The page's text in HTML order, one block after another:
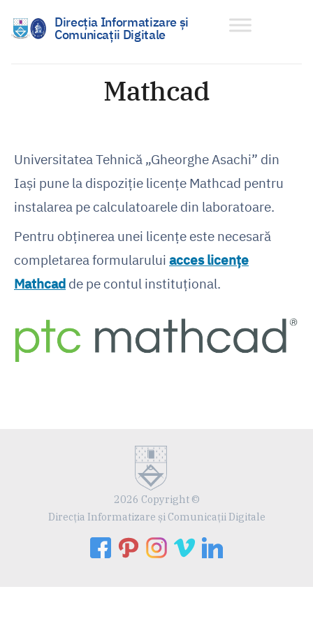
Direcția Informatizare și
Comunicații Digitale
Mathcad
Universitatea Tehnică „Gheorghe Asachi” din
Iași pune la dispoziție licențe Mathcad pentru
instalarea pe calculatoarele din laboratoare.
Pentru obținerea unei licențe este necesară
completarea formularului acces licențe
Mathcad de pe contul instituțional.
2026 Copyright ©
Direcția Informatizare și Comunicații Digitale